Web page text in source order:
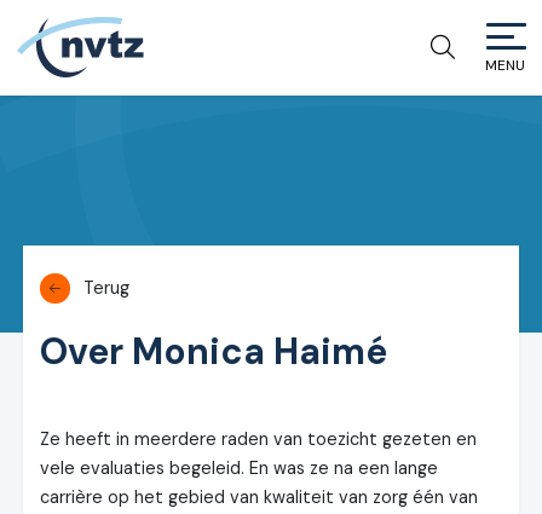
NVTZ
MENU
Terug
Over Monica Haimé
Ze heeft in meerdere raden van toezicht gezeten en
vele evaluaties begeleid. En was ze na een lange
carrière op het gebied van kwaliteit van zorg één van